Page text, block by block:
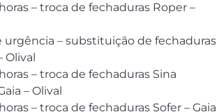
– troca de fechaduras Roper –
urgência – substituição de fechaduras
Olival
– troca de fechaduras Sina
– Olival
– troca de fechaduras Sofer – Gaia